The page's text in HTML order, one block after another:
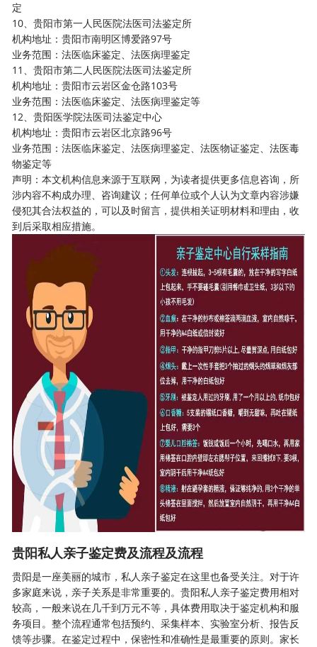
定
10、贵阳市第一人民医院法医司法鉴定所
机构地址：贵阳市南明区博爱路97号
业务范围：法医临床鉴定、法医病理鉴定
11、贵阳市第二人民医院法医司法鉴定所
机构地址：贵阳市云岩区金仓路103号
业务范围：法医临床鉴定、法医病理鉴定等
12、贵阳医学院法医司法鉴定中心
机构地址：贵阳市云岩区北京路96号
业务范围：法医临床鉴定、法医病理鉴定、法医物证鉴定、法医毒
物鉴定等
声明：本文机构信息来源于互联网，为读者提供更多信息咨询，所
涉内容不构成办理、咨询建议；任何单位或个人认为文章内容涉嫌
侵犯其合法权益的，可以及时留言，提供相关证明材料和理由，收
到后采取相应措施。
贵阳私人亲子鉴定费及流程及流程
贵阳是一座美丽的城市，私人亲子鉴定在这里也备受关注。对于许
多家庭来说，亲子关系是非常重要的。贵阳私人亲子鉴定费用相对
较高，一般来说在几千到万元不等，具体费用取决于鉴定机构和服
务项目。整个流程通常包括预约、采集样本、实验室分析、报告反
馈等步骤。在鉴定过程中，保密性和准确性是最重要的原则。家长